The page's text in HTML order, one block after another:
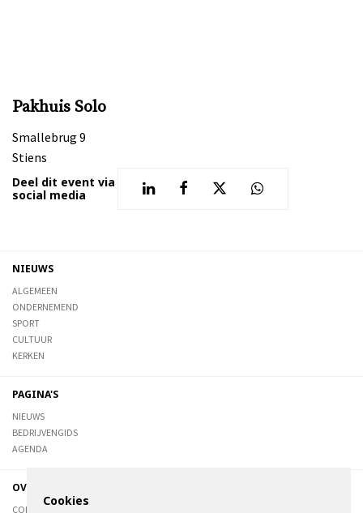
Pakhuis Solo
Smallebrug 9
Stiens
Deel dit event via
social media
NIEUWS
ALGEMEEN
ONDERNEMEND
SPORT
CULTUUR
KERKEN
PAGINA'S
NIEUWS
BEDRIJVENGIDS
AGENDA
OVER DE STIENSER
CONTACT
Cookies